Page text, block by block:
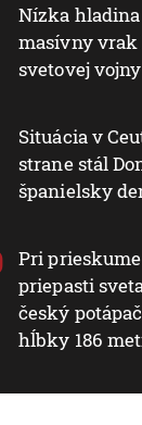
Nízka
masívny vrak
svetovej vojny
Situácia v
strane stál
španielsky
Pri
priepasti
český
hĺbky 186